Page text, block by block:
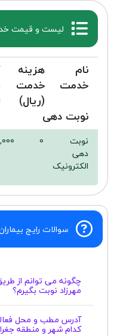
لیست و قیمت
نام
خدمت
هزینه
خدمت
(ریال)
نوبت دهی
نوبت
دهی
الکترونیک
0
سوالات رایج
چگونه می توانم از
مهرزاد نوبت بگیرم؟
آدرس مطب و محل
کدام شهر و منطقه